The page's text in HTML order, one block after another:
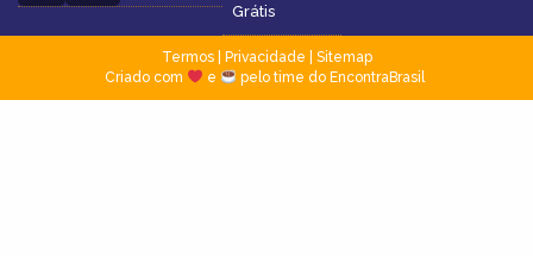
Grátis
Termos| Privacidade
Sitemap
Criado com
e pelo time do EncontraBrasil